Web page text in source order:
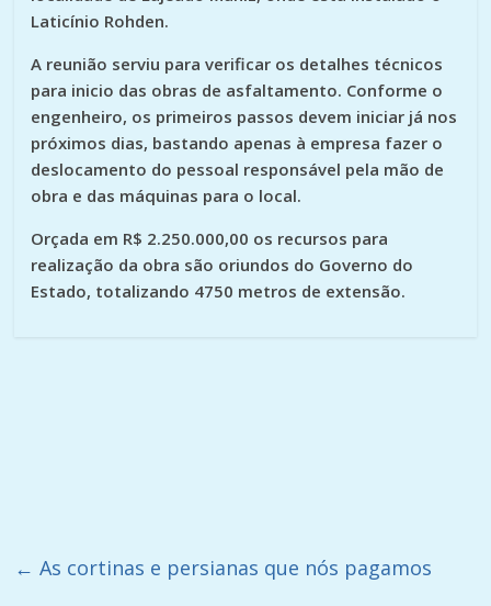
Laticínio Rohden.
A reunião serviu para verificar os detalhes técnicos
para inicio das obras de asfaltamento. Conforme o
engenheiro, os primeiros passos devem iniciar já nos
próximos dias, bastando apenas à empresa fazer o
deslocamento do pessoal responsável pela mão de
obra e das máquinas para o local.
Orçada em R$ 2.250.000,00 os recursos para
realização da obra são oriundos do Governo do
Estado, totalizando 4750 metros de extensão.
← As cortinas e persianas que nós pagamos